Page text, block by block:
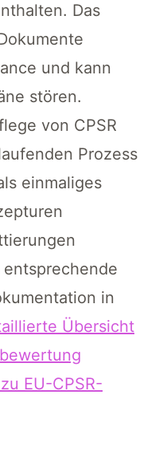
Das
und kann
stören.
von CPSR
Prozess
einmaliges
in
Übersicht
EU-CPSR-